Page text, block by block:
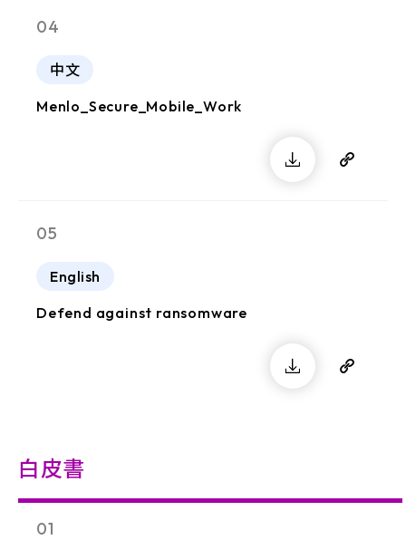
04
中文
Menlo_Secure_Mobile_Work
05
English
Defend against ransomware
白皮書
01